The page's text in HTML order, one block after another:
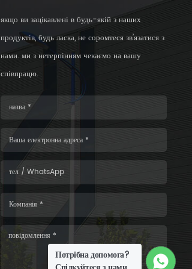
Потрібна допомога?
якщо ви зацікавлені в будь-якій з наших
продуктів, будь ласка, не соромтеся зв’язатися з
нами. ми з нетерпінням чекаємо на вашу
співпрацю.